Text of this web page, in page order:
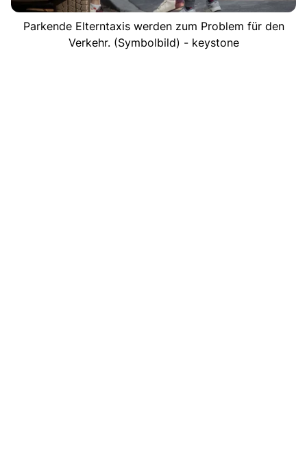
Parkende Elterntaxis werden zum Problem für den
Verkehr. (Symbolbild) - keystone